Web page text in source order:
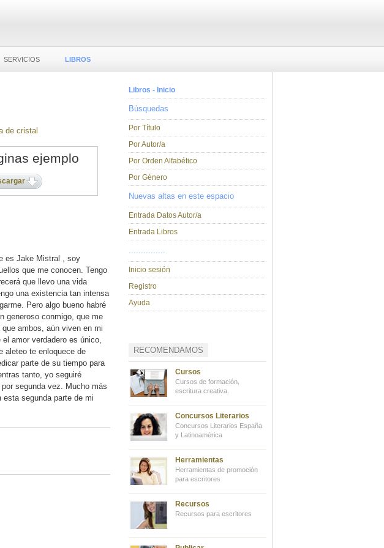
SERVICIOS LIBROS
ejemplo
es Jake Mistral , soy
que me conocen. Tengo
que llevo una vida
una existencia tan intensa
Pero algo bueno habré
generoso conmigo, que me
ambos, aún viven en mi
amor verdadero es único,
aleteo te enloquece de
parte de su tiempo para
tanto, yo seguiré
segunda vez. Mucho más
segunda parte de mi
Libros - Inicio
Búsquedas
Por Título
Por Autor/a
Por Orden Alfabético
Por Género
Nuevas altas en este espacio
Entrada Datos Autor/a
Entrada Libros
...............
Inicio sesión
Registro
Ayuda
RECOMENDAMOS
Cursos
Cursos de formación,
escritura creativa.
Concursos Literarios
Concursos Literarios España
y Latinoamérica
Herramientas
Herramientas de promoción
para escritores
Recursos
Recursos para escritores